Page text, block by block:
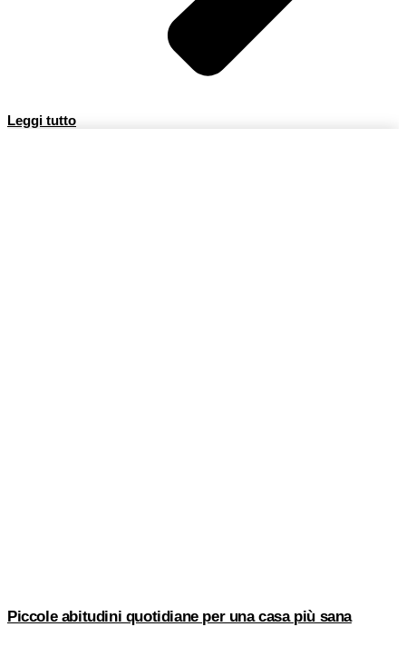
Leggi tutto
Piccole abitudini quotidiane per una casa più sana